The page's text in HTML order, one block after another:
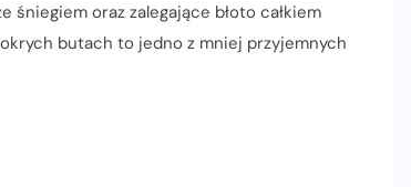
oraz zalegające błoto całkiem
butach to jedno z mniej przyjemnych